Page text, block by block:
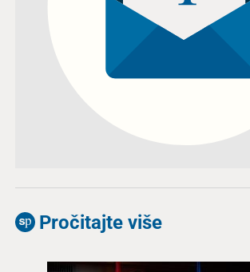
Pročitajte više